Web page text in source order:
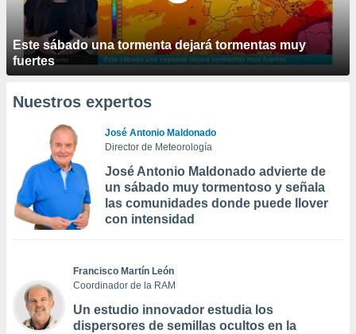
Este sábado una tormenta dejará tormentas muy
fuertes
Nuestros expertos
José Antonio Maldonado
Director de Meteorología
José Antonio Maldonado advierte de
un sábado muy tormentoso y señala
las comunidades donde puede llover
con intensidad
Francisco Martín León
Coordinador de la RAM
Un estudio innovador estudia los
dispersores de semillas ocultos en la